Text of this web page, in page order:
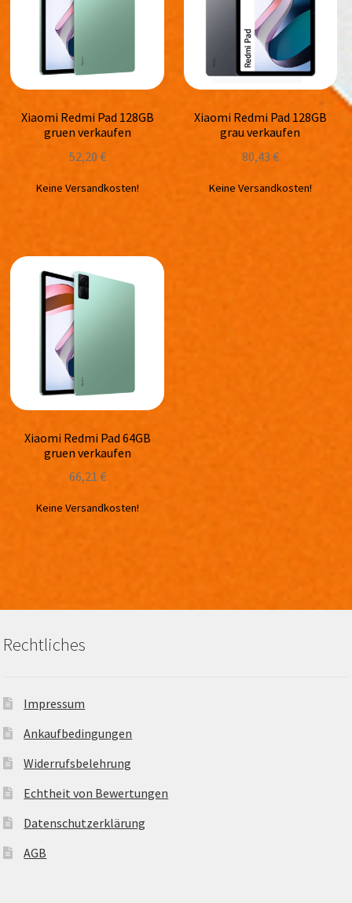
Xiaomi Redmi Pad 128GB
gruen verkaufen
52,20 €
Keine Versandkosten!
Xiaomi Redmi Pad 128GB
grau verkaufen
80,43 €
Keine Versandkosten!
Xiaomi Redmi Pad 64GB
gruen verkaufen
66,21 €
Keine Versandkosten!
Rechtliches
Impressum
Ankaufbedingungen
Widerrufsbelehrung
Echtheit von Bewertungen
Datenschutzerklärung
AGB